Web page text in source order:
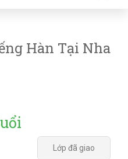
Hàn Tại Nha
Lớp đã giao